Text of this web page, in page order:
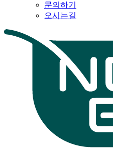
문의하기
오시는길